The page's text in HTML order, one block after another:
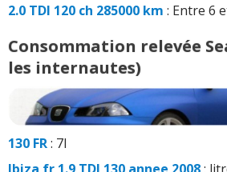
2.0 TDI 120 ch 285000 km : Entre 6
Consommation relevée
les internautes)
130 FR: 7l